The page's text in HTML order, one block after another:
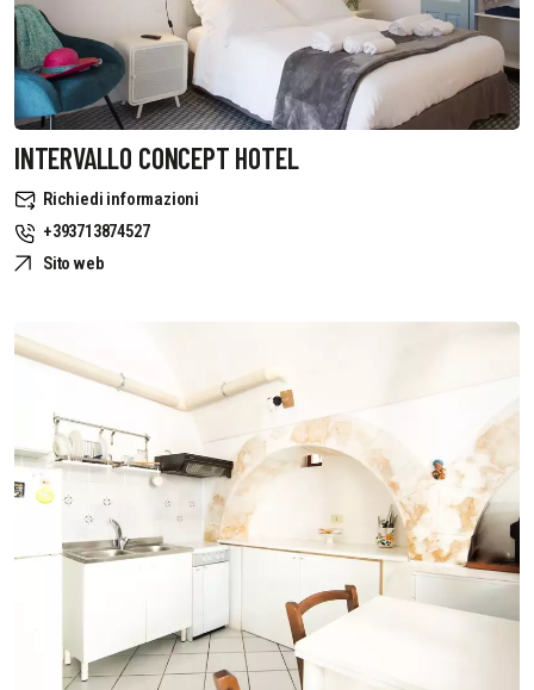
INTERVALLO CONCEPT HOTEL
Richiedi informazioni
+393713874527
Sito web